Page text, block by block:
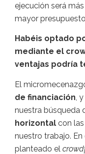
ejecución será
mayor
Habéis optado
mediante el
ventajas podría
El
de financiación ,
nuestra búsqueda
horizontal con
nuestro trabajo.
planteado el